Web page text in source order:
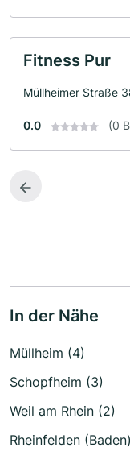
Fitness Pur
Müllheimer Straße
0.0 (0
In der Nähe
Müllheim (4)
Schopfheim (3)
Weil am Rhein (2)
Rheinfelden